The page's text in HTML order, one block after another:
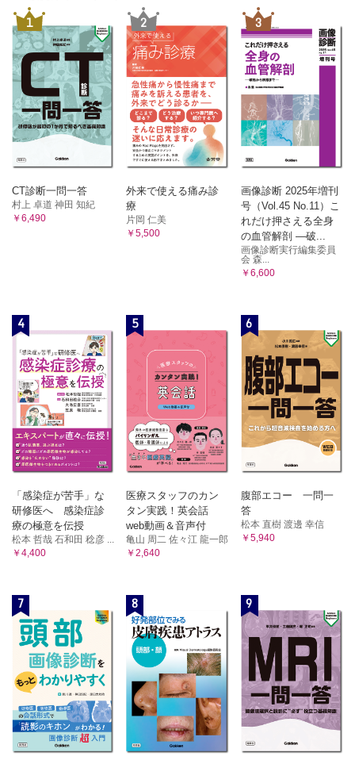
1
CT診断一問一答
村上 卓道 神田 知紀
￥6,490
2
外来で使える痛み診
療
片岡 仁美
￥5,500
3
画像診断 2025年増刊
号（Vol.45 No.11）こ
れだけ押さえる全身
の血管解剖 ―破...
画像診断実行編集委員
会 森...
￥6,600
4
「感染症が苦手」な
研修医へ 感染症診
療の極意を伝授
松本 哲哉 石和田 稔彦 ...
￥4,400
5
医療スタッフのカン
タン実践！英会話
web動画＆音声付
亀山 周二 佐々江 龍一郎
￥2,640
6
腹部エコー 一問一
答
松本 直樹 渡邊 幸信
￥5,940
7 8 9